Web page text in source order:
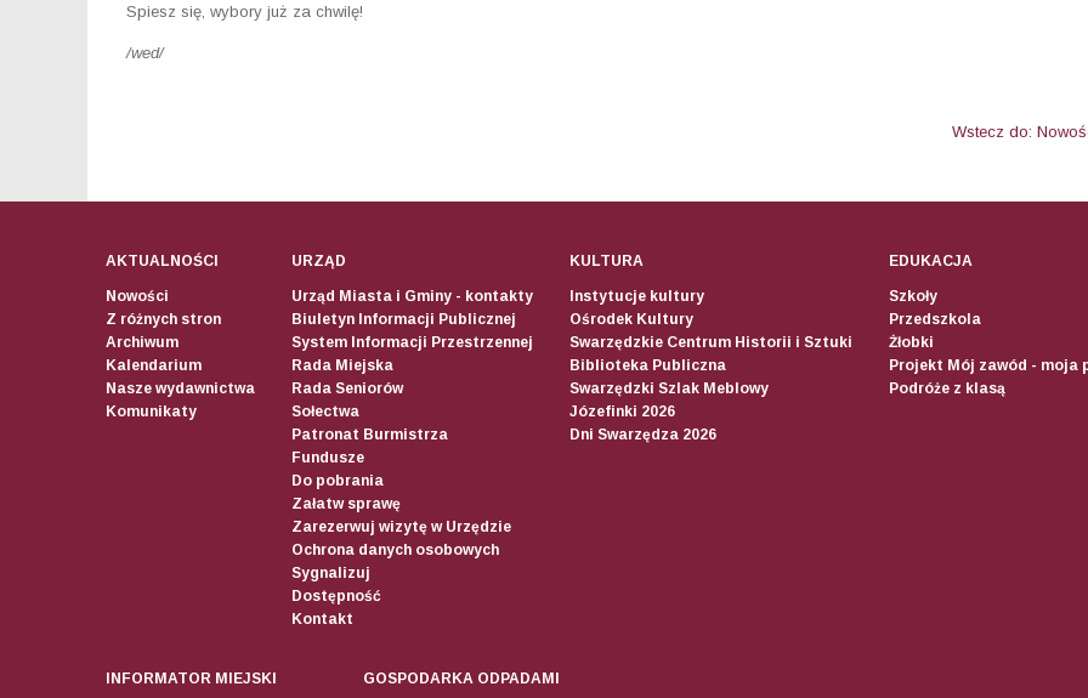
Spiesz się, wybory już za chwilę!
/wed/
Wstecz do:
AKTUALNOŚCI
Nowości
Z różnych stron
Archiwum
Kalendarium
Nasze wydawnictwa
Komunikaty
URZĄD
Urząd Miasta i Gminy - kontakty
Biuletyn Informacji Publicznej
System Informacji Przestrzennej
Rada Miejska
Rada Seniorów
Sołectwa
Patronat Burmistrza
Fundusze
Do pobrania
Załatw sprawę
Zarezerwuj wizytę w Urzędzie
Ochrona danych osobowych
Sygnalizuj
Dostępność
Kontakt
KULTURA
Instytucje kultury
Ośrodek Kultury
Swarzędzkie Centrum Historii i Sztuki
Biblioteka Publiczna
Swarzędzki Szlak Meblowy
Józefinki 2026
Dni Swarzędza 2026
EDUKACJA
Szkoły
Przedszkola
Żłobki
Projekt Mój zawód - moja
Podróże z klasą
INFORMATOR MIEJSKI GOSPODARKA ODPADAMI